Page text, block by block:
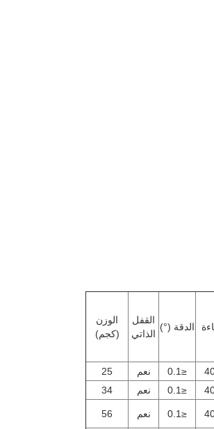
الدقة (°)
القفل
الذاتي
الوزن
(كجم)
≤0.1 نعم
25
≤0.1 نعم
34
≤0.1 نعم 56